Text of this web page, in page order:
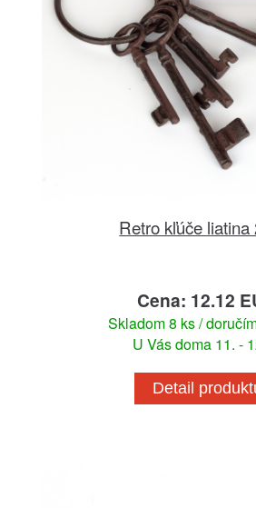
Retro kľúče liatina
Cena: 12.12
Skladom 8 ks /
U Vás doma 11. -
Detail